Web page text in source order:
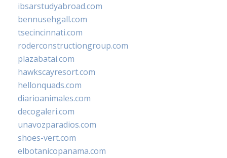
ibsarstudyabroad.com
bennusehgall.com
tsecincinnati.com
roderconstructiongroup.com
plazabatai.com
hawkscayresort.com
hellonquads.com
diarioanimales.com
decogaleri.com
unavozparadios.com
shoes-vert.com
elbotanicopanama.com